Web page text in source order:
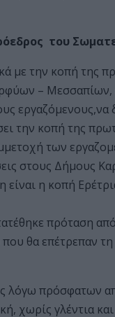
του
την κοπή της
– Μεσσαπίων,
εργαζόμενους,να
την κοπή της
των
στους Δήμους
η κοπή
πρόταση
θα επέτρεπαν
λόγω πρόσφατων
χωρίς γλέντια